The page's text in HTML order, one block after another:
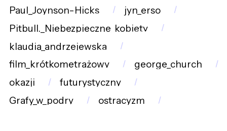
Paul_Joynson-Hicks
jyn_erso
Pitbull._Niebezpieczne_kobiety
klaudia_andrzejewska
film_krótkometrażowy
george_church
okazji
futurystyczny
Grafy_w_podry
ostracyzm